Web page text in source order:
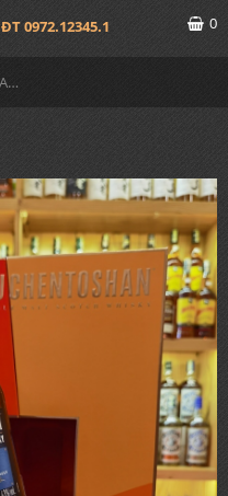
ĐT 0972.12345.1 0
Rượu Auchentoshan Three Wood Hộp Quà 2024